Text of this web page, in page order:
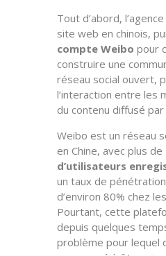
Tout d’abord,
site web en chinois,
compte Weibo pour
construire une
réseau social ouvert,
l’interaction entre les
du contenu diffusé
Weibo est un réseau
en Chine, avec plus de
d’utilisateurs
un taux de
d’environ 80% chez
Pourtant, cette
depuis quelques
problème pour lequel